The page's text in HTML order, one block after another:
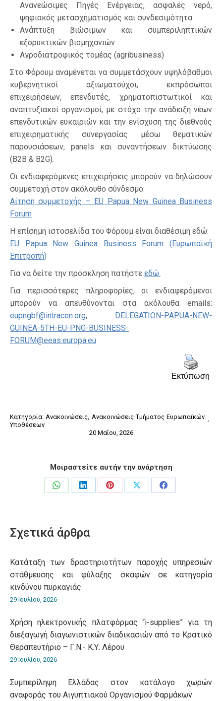
Ανανεώσιμες Πηγές Ενέργειας, ασφαλές νερό,
ψηφιακός μετασχηματισμός και συνδεσιμότητα
Ανάπτυξη βιώσιμων και συμπεριληπτικών
εξορυκτικών βιομηχανιών
Αγροδιατροφικός τομέας (agribusiness)
Στο Φόρουμ αναμένεται να συμμετάσχουν υψηλόβαθμοι
κυβερνητικοί αξιωματούχοι, εκπρόσωποι
επιχειρήσεων, επενδυτές, χρηματοπιστωτικοί και
αναπτυξιακοί οργανισμοί, με στόχο την ανάδειξη νέων
επενδυτικών ευκαιριών και την ενίσχυση της διεθνούς
επιχειρηματικής συνεργασίας μέσω θεματικών
παρουσιάσεων, panels και συναντήσεων δικτύωσης
(B2B & B2G).
Οι ενδιαφερόμενες επιχειρήσεις μπορούν να δηλώσουν
συμμετοχή στον ακόλουθο σύνδεσμο:
Αίτηση συμμετοχής – EU Papua New Guinea Business
Forum
Η επίσημη ιστοσελίδα του Φόρουμ είναι διαθέσιμη εδώ:
EU Papua New Guinea Business Forum (Ευρωπαϊκή
Επιτροπή)
Για να δείτε την πρόσκληση πατήστε εδώ.
Για περισσότερες πληροφορίες, οι ενδιαφερόμενοι
μπορούν να απευθύνονται στα ακόλουθα emails:
eupngbf@intracen.org, DELEGATION-PAPUA-NEW-
GUINEA-5TH-EU-PNG-BUSINESS-
FORUM@eeas.europa.eu
Εκτύπωση
Κατηγορία:Ανακοινώσεις, Ανακοινώσεις Τμήματος Ευρωπαϊκών
Υποθέσεων
20 Μαΐου, 2026
Μοιραστείτε αυτήν την ανάρτηση
Share
Share
Share
Share
Share
Σχετικά άρθρα
Κατάταξη των δραστηριοτήτων παροχής υπηρεσιών
στάθμευσης και φύλαξης σκαφών σε κατηγορία
κινδύνου πυρκαγιάς
29 Ιουλίου, 2026
Χρήση ηλεκτρονικής πλατφόρμας “i-supplies” για τη
διεξαγωγή διαγωνιστικών διαδικασιών από το Κρατικό
Θεραπευτήριο – Γ.Ν.- Κ.Υ. Λέρου
29 Ιουλίου, 2026
Συμπερίληψη Ελλάδας στον κατάλογο χωρών
αναφοράς του Αιγυπτιακού Οργανισμού Φαρμάκων